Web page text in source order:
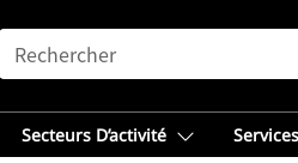
SEARCH
Secteurs D’activité